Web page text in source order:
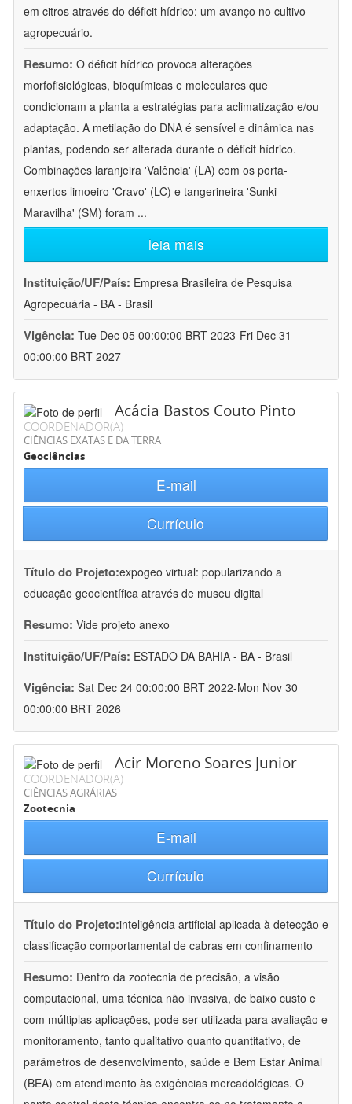
em citros através do déficit hídrico: um avanço no cultivo
agropecuário.
Resumo: O déficit hídrico provoca alterações
morfofisiológicas, bioquímicas e moleculares que
condicionam a planta a estratégias para aclimatização e/ou
adaptação. A metilação do DNA é sensível e dinâmica nas
plantas, podendo ser alterada durante o déficit hídrico.
Combinações laranjeira 'Valência' (LA) com os porta-
enxertos limoeiro 'Cravo' (LC) e tangerineira 'Sunki
Maravilha' (SM) foram ...
leia mais
Instituição/UF/País: Empresa Brasileira de Pesquisa
Agropecuária - BA - Brasil
Vigência: Tue Dec 05 00:00:00 BRT 2023-Fri Dec 31
00:00:00 BRT 2027
Acácia Bastos Couto Pinto
COORDENADOR(A)
CIÊNCIAS EXATAS E DA TERRA
Geociências
E-mail
Currículo
Título do Projeto:expogeo virtual: popularizando a
educação geocientífica através de museu digital
Resumo: Vide projeto anexo
Instituição/UF/País: ESTADO DA BAHIA - BA - Brasil
Vigência: Sat Dec 24 00:00:00 BRT 2022-Mon Nov 30
00:00:00 BRT 2026
Acir Moreno Soares Junior
COORDENADOR(A)
CIÊNCIAS AGRÁRIAS
Zootecnia
E-mail
Currículo
Título do Projeto:inteligência artificial aplicada à detecção e
classificação comportamental de cabras em confinamento
Resumo: Dentro da zootecnia de precisão, a visão
computacional, uma técnica não invasiva, de baixo custo e
com múltiplas aplicações, pode ser utilizada para avaliação e
monitoramento, tanto qualitativo quanto quantitativo, de
parâmetros de desenvolvimento, saúde e Bem Estar Animal
(BEA) em atendimento às exigências mercadológicas. O